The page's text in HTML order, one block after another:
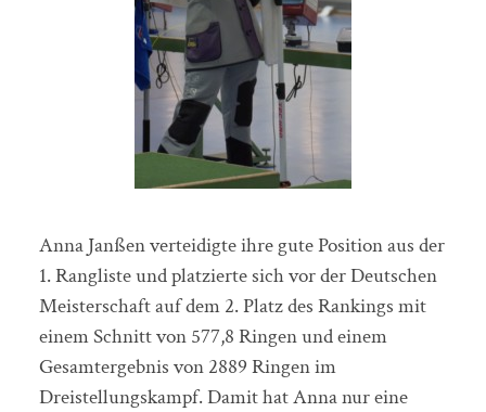
Anna Janßen verteidigte ihre gute Position aus der
1. Rangliste und platzierte sich vor der Deutschen
Meisterschaft auf dem 2. Platz des Rankings mit
einem Schnitt von 577,8 Ringen und einem
Gesamtergebnis von 2889 Ringen im
Dreistellungskampf. Damit hat Anna nur eine